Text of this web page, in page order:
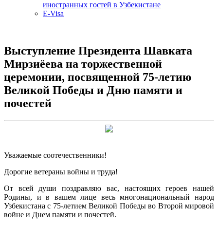
иностранных гостей в Узбекистане
E-Visa
Выступление Президента Шавката
Мирзиёева на торжественной
церемонии, посвященной 75-летию
Великой Победы и Дню памяти и
почестей
Уважаемые соотечественники!
Дорогие ветераны войны и труда!
От всей души поздравляю вас, настоящих героев нашей
Родины, и в вашем лице весь многонациональный народ
Узбекистана с 75-летием Великой Победы во Второй мировой
войне и Днем памяти и почестей.